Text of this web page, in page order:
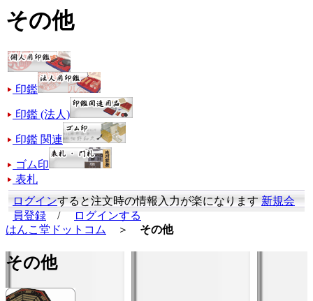
その他
印鑑
印鑑 (法人)
印鑑 関連
ゴム印
表札
ログインすると注文時の情報入力が楽になります新規会
員登録 /
ログインする
はんこ堂ドットコム ＞ その他
その他